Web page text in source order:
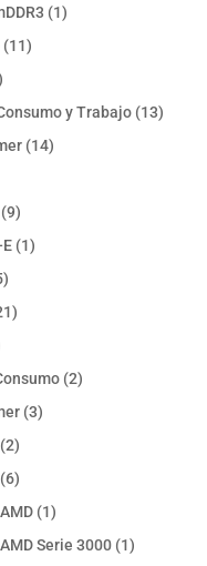
11
1111
y Trabajo 1313
1414
99
productos
11
5
productos
121
22
33
22
productos
66
productos
11
producto
Serie 3000 11